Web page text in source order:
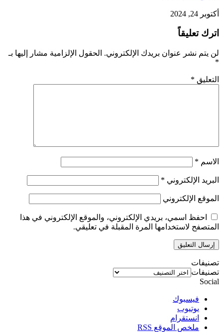
أكتوبر 24, 2024
اترك تعليقاً
لن يتم نشر عنوان بريدك الإلكتروني. الحقول الإلزامية مشار إليها بـ
*
التعليق *
الاسم *
البريد الإلكتروني *
الموقع الإلكتروني
احفظ اسمي، بريدي الإلكتروني، والموقع الإلكتروني في هذا
المتصفح لاستخدامها المرة المقبلة في تعليقي.
تصنيفات
تصنيفات
Social
فيسبوك
يوتيوب
انستقرام
ملخص الموقع RSS